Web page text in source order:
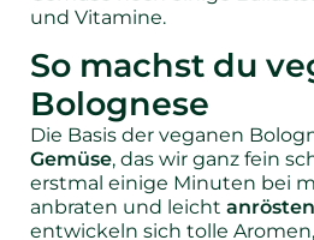
und Vitamine.
So machst du
Bolognese
Die Basis der veganen
Gemüse, das wir ganz fein
erstmal einige Minuten bei
anbraten und leicht anrösten
entwickeln sich tolle